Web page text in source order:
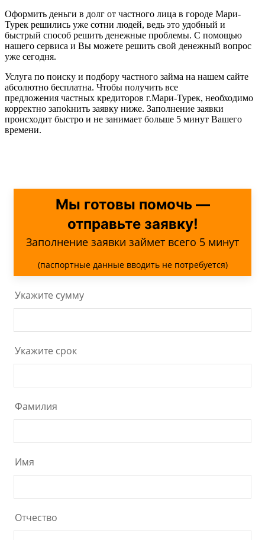
Оформить деньги в долг от частного лица в городе Мари-
Турек решились уже сотни людей, ведь это удобный и
быстрый способ решить денежные проблемы. С помощью
нашего сервиса и Вы можете решить свой денежный вопрос
уже сегодня.
Услуга по поиску и подбору частного займа на нашем сайте
абсолютно бесплатна. Чтобы получить все
предложения частных кредиторов г.Мари-Турек, необходимо
корректно запоkнить заявку ниже. Заполнение заявки
происходит быстро и не занимает больше 5 минут Вашего
времени.